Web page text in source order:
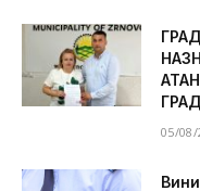
05/08/